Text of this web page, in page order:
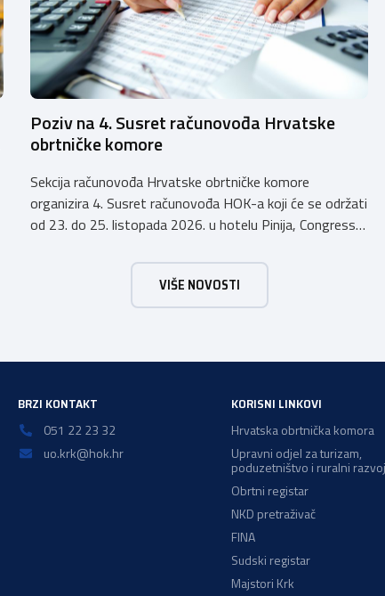
Poziv na 4. Susret računovođa Hrvatske
obrtničke komore
Sekcija računovođa Hrvatske obrtničke komore
organizira 4. Susret računovođa HOK-a koji će se održati
od 23. do 25. listopada 2026. u hotelu Pinija, Congress
otvoren u petak, 23. listopada 2026. u
poslijepodnevnim, uz uvodno predavanje i pozdrav
domaćina. Tijekom subote, 24. listopada, održavat će se
VIŠE NOVOSTI
BRZI KONTAKT
051 22 23 32
uo.krk@hok.hr
KORISNI LINKOVI
Hrvatska obrtnička komora
Upravni odjel za turizam,
poduzetništvo i ruralni
Obrtni registar
NKD pretraživač
FINA
Sudski registar
Majstori Krk